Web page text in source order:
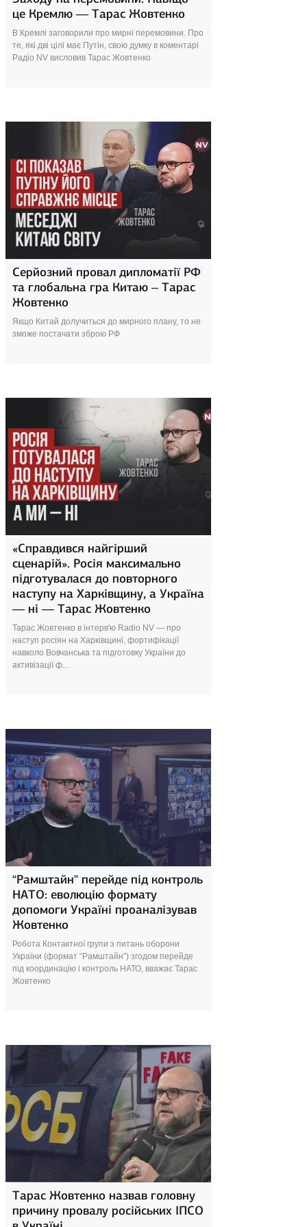
це Кремлю — Тарас Жовтенко
В Кремлі заговорили про мирні перемовини. Про
те, які дві цілі має Путін, свою думку в коментарі
Радіо NV висловив Тарас Жовтенко
25 травня 2024
Серйозний провал дипломатії РФ
та глобальна гра Китаю – Тарас
Жовтенко
Якщо Китай долучиться до мирного плану, то не
зможе постачати зброю РФ
18 травня 2024
«Справдився найгірший
сценарій». Росія максимально
підготувалася до повторного
наступу на Харківщину, а Україна
— ні — Тарас Жовтенко
Тарас Жовтенко в інтерв'ю Radio NV — про
наступ росіян на Харківщині, фортифікації
навколо Вовчанська та підготовку України до
активізації ф...
“Рамштайн” перейде під контроль
НАТО: еволюцію формату
допомоги Україні проаналізував
Жовтенко
Робота Контактної групи з питань оборони
України (формат “Рамштайн”) згодом перейде
під координацію і контроль НАТО, вважає Тарас
Жовтенко
Тарас Жовтенко назвав головну
причину провалу російських ІПСО